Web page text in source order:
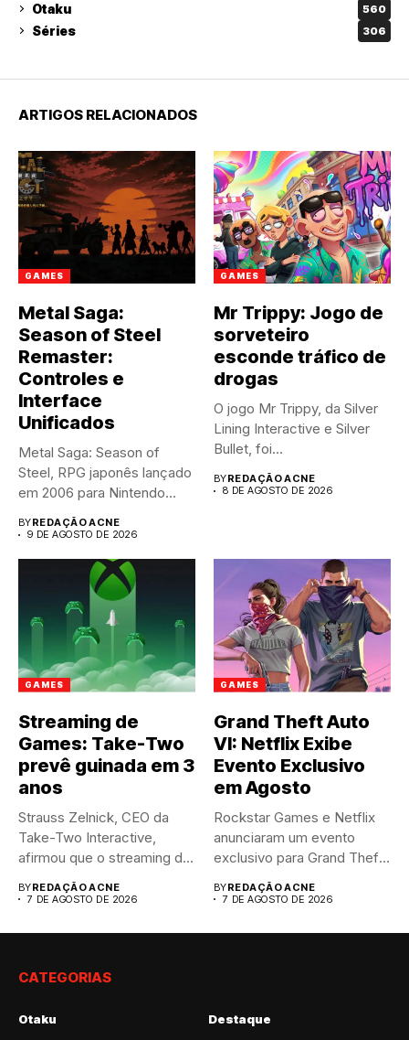
Otaku 560
Séries 306
ARTIGOS RELACIONADOS
GAMES
Metal Saga:
Season of Steel
Remaster:
Controles e
Interface
Unificados
Metal Saga: Season of
Steel, RPG japonês lançado
em 2006 para Nintendo...
BYREDAÇÃO ACNE
9 DE AGOSTO DE 2026
GAMES
Mr Trippy: Jogo de
sorveteiro
esconde tráfico de
drogas
O jogo Mr Trippy, da Silver
Lining Interactive e Silver
Bullet, foi...
BYREDAÇÃO ACNE
8 DE AGOSTO DE 2026
GAMES
Streaming de
Games: Take-Two
prevê guinada em 3
anos
Strauss Zelnick, CEO da
Take-Two Interactive,
afirmou que o streaming de
BYREDAÇÃO ACNE
7 DE AGOSTO DE 2026
GAMES
Grand Theft Auto
VI: Netflix Exibe
Evento Exclusivo
em Agosto
Rockstar Games e Netflix
anunciaram um evento
exclusivo para Grand Theft
BYREDAÇÃO ACNE
7 DE AGOSTO DE 2026
CATEGORIAS
Otaku
Destaque